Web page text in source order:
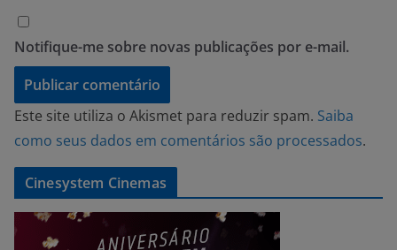
Notifique-me sobre novas publicações por e-mail.
Este site utiliza o Akismet para reduzir spam. Saiba
como seus dados em comentários são processados.
Cinesystem Cinemas